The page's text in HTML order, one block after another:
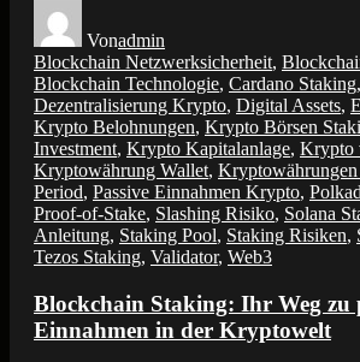
Vonadmin
Blockchain Netzwerksicherheit,
Blockchain Technologie, Cardano Staking,
Dezentralisierung Krypto, Digital Assets,
Krypto Belohnungen, Krypto Börsen
Investment, Krypto Kapitalanlage, Krypto
Kryptowährung Wallet, Kryptowährungen
Period, Passive Einnahmen Krypto,
Proof-of-Stake, Slashing Risiko, Solana
Anleitung, Staking Pool, Staking Risiken,
Tezos Staking, Validator, Web3
Blockchain Staking: Ihr Weg zu
Einnahmen in der Kryptowelt